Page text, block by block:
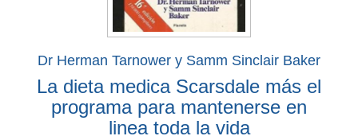
Dr Herman Tarnower y Samm Sinclair Baker
La dieta medica Scarsdale más el
programa para mantenerse en
linea toda la vida